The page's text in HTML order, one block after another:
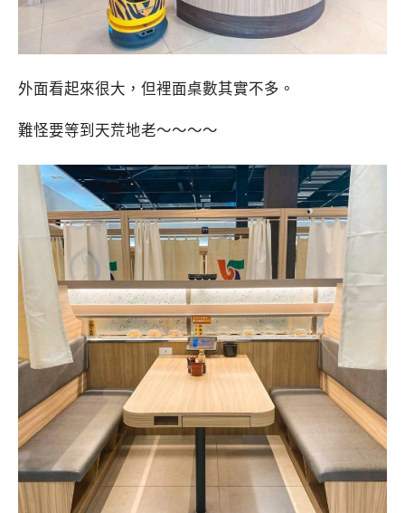
外面看起來很大，但裡面桌數其實不多。
難怪要等到天荒地老～～～～